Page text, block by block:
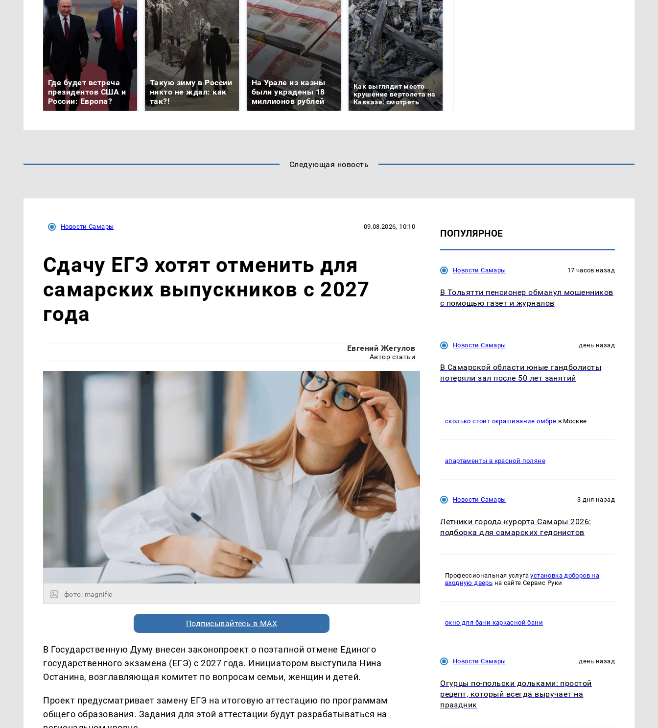
Где будет встреча
президентов США и
России: Европа?
Такую зиму в России
никто не ждал: как
так?!
На Урале из казны
были украдены 18
миллионов рублей
Как выглядит место
крушение вертолета на
Кавказе: смотреть
Следующая новость
Новости Самары 09.08.2026, 10:10
Сдачу ЕГЭ хотят отменить для
самарских выпускников с 2027
года
Евгений Жегулов
Автор статьи
фото: magnific
Подписывайтесь в MAX
В Государственную Думу внесен законопроект о поэтапной отмене Единого
государственного экзамена (ЕГЭ) с 2027 года. Инициатором выступила Нина
Останина, возглавляющая комитет по вопросам семьи, женщин и детей.
Проект предусматривает замену ЕГЭ на итоговую аттестацию по программам
общего образования. Задания для этой аттестации будут разрабатываться на
ПОПУЛЯРНОЕ
Новости Самары 17 часов назад
В Тольятти пенсионер обманул мошенников
с помощью газет и журналов
Новости Самары день назад
В Самарской области юные гандболисты
потеряли зал после 50 лет занятий
сколько стоит окрашивание омбре в Москве
апартаменты в красной поляне
Новости Самары 3 дня назад
Летники города-курорта Самары 2026:
подборка для самарских гедонистов
Профессиональная услугаустановка доборов на
входную дверь на сайте Сервис Руки
окно для бани каркасной бани
Новости Самары день назад
Огурцы по‑польски дольками: простой
рецепт, который всегда выручает на
праздник